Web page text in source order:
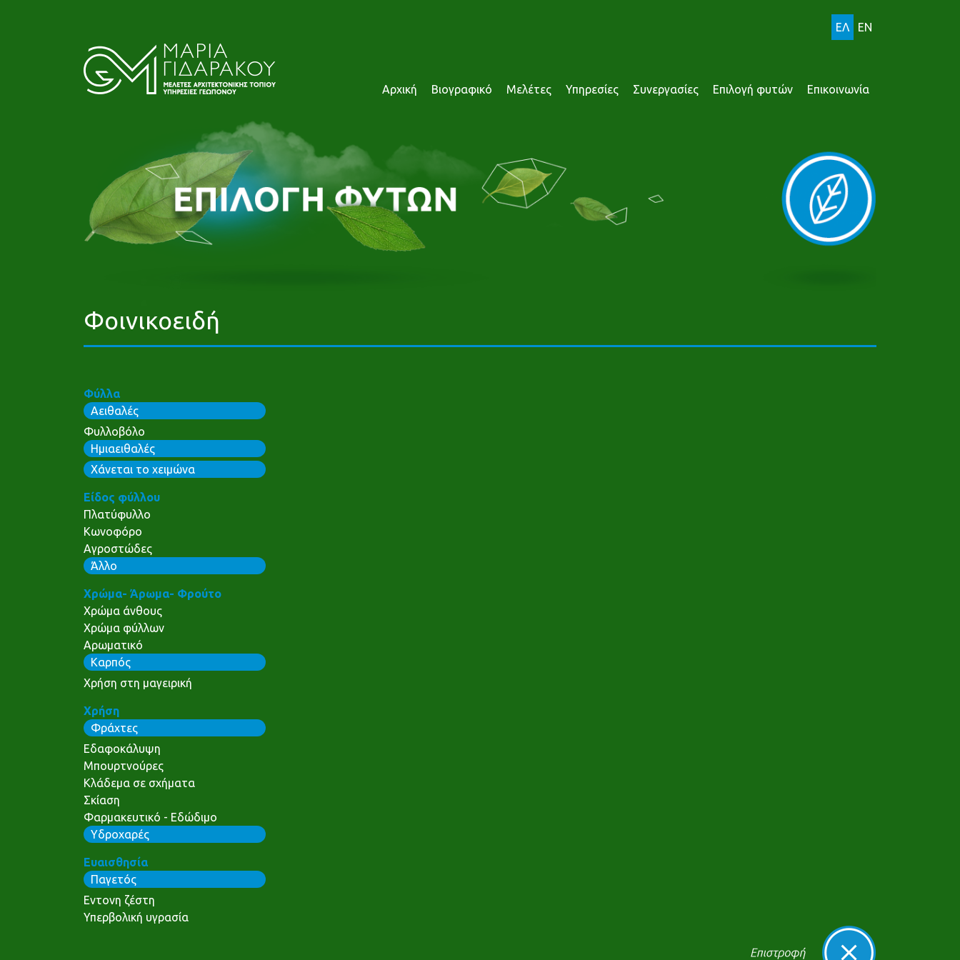
ΕΛ EN
Αρχική Βιογραφικό Μελέτες Υπηρεσίες Συνεργασίες Επιλογή φυτών Επικοινωνία
Φοινικοειδή
Φύλλα
Αειθαλές
Φυλλοβόλο
Ημιαειθαλές
Χάνεται το χειμώνα
Είδος φύλλου
Πλατύφυλλο
Κωνοφόρο
Αγροστώδες
Άλλο
Χρώμα- Άρωμα- Φρούτο
Χρώμα άνθους
Χρώμα φύλλων
Αρωματικό
Καρπός
Χρήση στη μαγειρική
Χρήση
Φράχτες
Εδαφοκάλυψη
Μπουρτνούρες
Κλάδεμα σε σχήματα
Σκίαση
Φαρμακευτικό - Εδώδιμο
Υδροχαρές
Ευαισθησία
Παγετός
Εντονη ζέστη
Υπερβολική υγρασία